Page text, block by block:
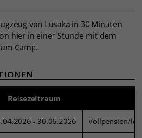
von Lusaka in 30 Minuten
hier in einer Stunde mit dem
Camp.
Reisezeitraum
- 30.06.2026 Vollpension/